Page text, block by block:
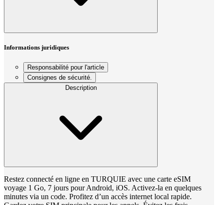
Informations juridiques
Responsabilité pour l'article
Consignes de sécurité.
Description
Restez connecté en ligne en TURQUIE avec une carte eSIM
voyage 1 Go, 7 jours pour Android, iOS. Activez-la en quelques
minutes via un code. Profitez d’un accès internet local rapide.